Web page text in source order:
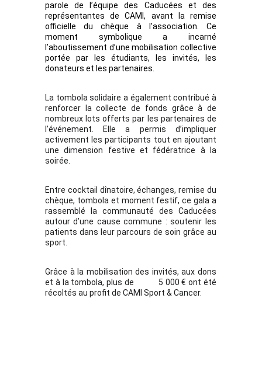
parole de l’équipe des Caducées et des
représentantes de CAMI, avant la remise
officielle du chèque à l’association. Ce
moment symbolique a incarné
l’aboutissement d’une mobilisation collective
portée par les étudiants, les invités, les
donateurs et les partenaires.
La tombola solidaire a également contribué à
renforcer la collecte de fonds grâce à de
nombreux lots offerts par les partenaires de
l’événement. Elle a permis d’impliquer
activement les participants tout en ajoutant
une dimension festive et fédératrice à la
soirée.
Entre cocktail dînatoire, échanges, remise du
chèque, tombola et moment festif, ce gala a
rassemblé la communauté des Caducées
autour d’une cause commune : soutenir les
patients dans leur parcours de soin grâce au
sport.
Grâce à la mobilisation des invités, aux dons
et à la tombola, plus de 5 000 € ont été
récoltés au profit de CAMI Sport & Cancer.